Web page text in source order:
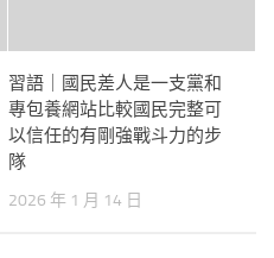
習語｜國民差人是一支黨和
專包養網站比較國民完整可
以信任的有剛強戰斗力的步
隊
2026 年 1 月 14 日